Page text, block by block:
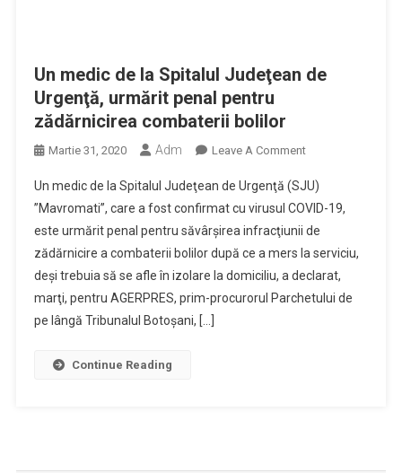
Un medic de la Spitalul Judeţean de
Urgenţă, urmărit penal pentru
zădărnicirea combaterii bolilor
Martie 31, 2020 Adm Leave A CommentOn
Medic
De
La
Spitalul
Judeţean
De
Un medic de la Spitalul Judeţean de Urgenţă (SJU)
”Mavromati”, care a fost confirmat cu virusul COVID-19,
este urmărit penal pentru săvârşirea infracţiunii de
zădărnicire a combaterii bolilor după ce a mers la serviciu,
deşi trebuia să se afle în izolare la domiciliu, a declarat,
marţi, pentru AGERPRES, prim-procurorul Parchetului de
pe lângă Tribunalul Botoşani, […]
Continue Reading